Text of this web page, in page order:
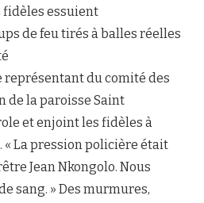
fidèles essuient
de feu tirés à balles réelles
représentant du comité des
de la paroisse Saint
et enjoint les fidèles à
La pression policière était
Jean Nkongolo. Nous
sang. » Des murmures,